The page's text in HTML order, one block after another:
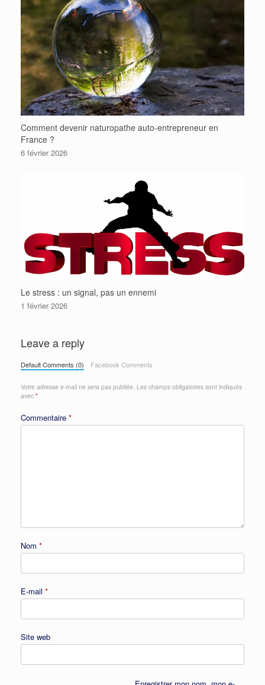
Comment devenir naturopathe auto-entrepreneur en
France ?
6 février 2026
Le stress : un signal, pas un ennemi
1 février 2026
Leave a reply
Default Comments (0) Facebook Comments
Votre adresse e-mail ne sera pas publiée. Les champs obligatoires sont indiqués
avec *
Commentaire *
Nom *
E-mail *
Site web